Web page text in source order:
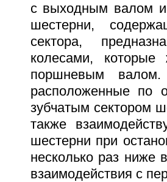
с выходным валом и
шестерни,
сектора,
колесами,
поршневым
расположенные по
зубчатым сектором
также
шестерни при
несколько раз ниже
взаимодействия с